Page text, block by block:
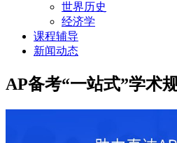
世界历史
经济学
课程辅导
新闻动态
AP备考“一站式”学术